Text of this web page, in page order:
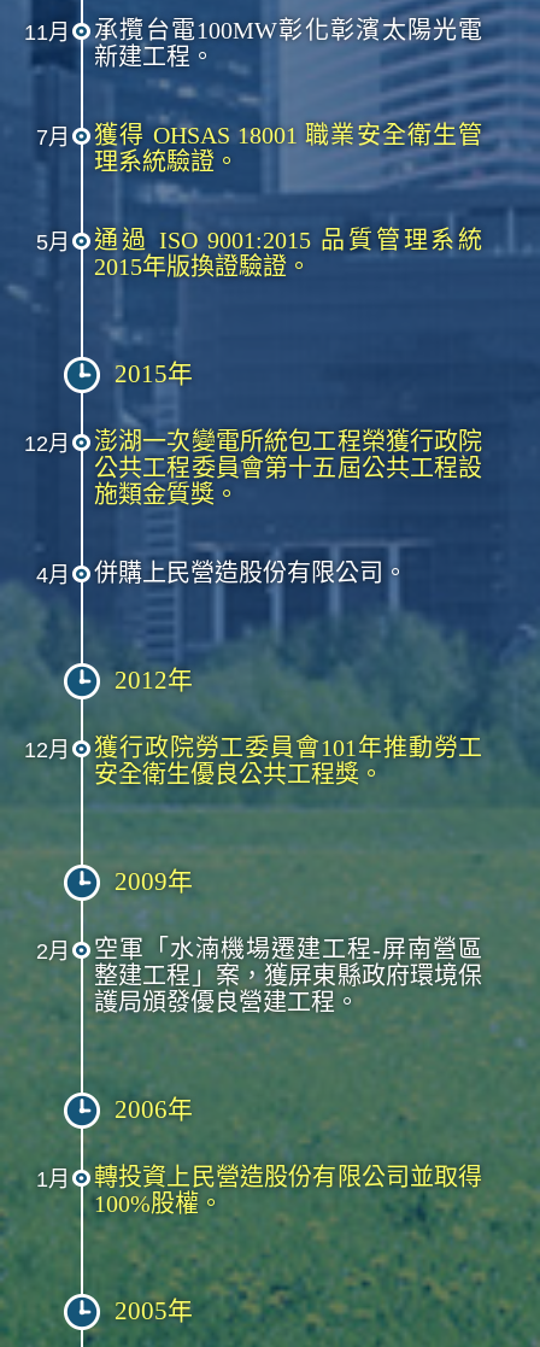
11月
承攬台電100MW彰化彰濱太陽光電
新建工程。
7月
獲得 OHSAS 18001 職業安全衛生管
理系統驗證。
5月
通過 ISO 9001:2015 品質管理系統
2015年版換證驗證。
2015年
12月
澎湖一次變電所統包工程榮獲行政院
公共工程委員會第十五屆公共工程設
施類金質獎。
4月 併購上民營造股份有限公司。
2012年
12月
獲行政院勞工委員會101年推動勞工
安全衛生優良公共工程獎。
2009年
2月
空軍「水湳機場遷建工程-屏南營區
整建工程」案，獲屏東縣政府環境保
護局頒發優良營建工程。
2006年
1月
轉投資上民營造股份有限公司並取得
100%股權。
2005年